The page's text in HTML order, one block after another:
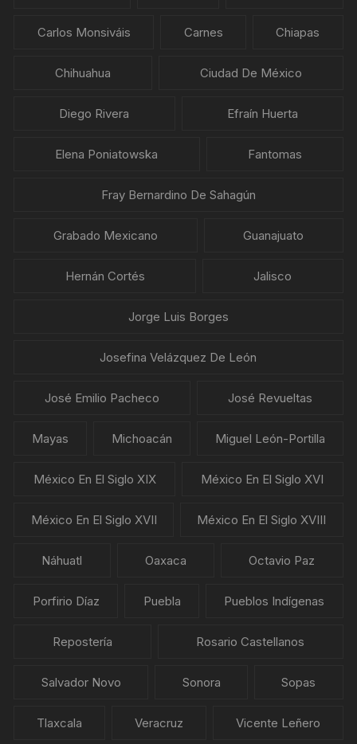
Carlos Monsiváis Carnes Chiapas
Chihuahua Ciudad De México
Diego Rivera Efraín Huerta
Elena Poniatowska Fantomas
Fray Bernardino De Sahagún
Grabado Mexicano Guanajuato
Hernán Cortés Jalisco
Jorge Luis Borges
Josefina Velázquez De León
José Emilio Pacheco José Revueltas
Mayas Michoacán Miguel León-Portilla
México En El Siglo XIX México En El Siglo XVI
México En El Siglo XVII México En El Siglo XVIII
Náhuatl Oaxaca Octavio Paz
Porfirio Díaz Puebla Pueblos Indígenas
Repostería Rosario Castellanos
Salvador Novo Sonora Sopas
Tlaxcala Veracruz Vicente Leñero